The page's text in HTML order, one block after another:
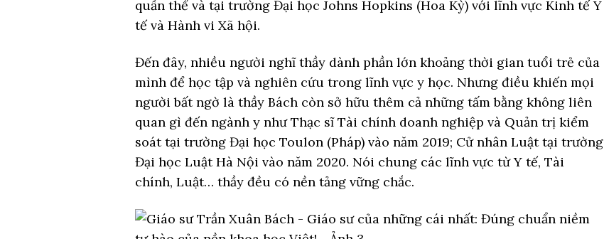
quần thể và tại trường Đại học Johns Hopkins (Hoa Kỳ) với lĩnh vực Kinh tế Y
tế và Hành vi Xã hội.
Đến đây, nhiều người nghĩ thầy dành phần lớn khoảng thời gian tuổi trẻ của
mình để học tập và nghiên cứu trong lĩnh vực y học. Nhưng điều khiến mọi
người bất ngờ là thầy Bách còn sở hữu thêm cả những tấm bằng không liên
quan gì đến ngành y như Thạc sĩ Tài chính doanh nghiệp và Quản trị kiểm
soát tại trường Đại học Toulon (Pháp) vào năm 2019; Cử nhân Luật tại trường
Đại học Luật Hà Nội vào năm 2020. Nói chung các lĩnh vực từ Y tế, Tài
chính, Luật… thầy đều có nền tảng vững chắc.